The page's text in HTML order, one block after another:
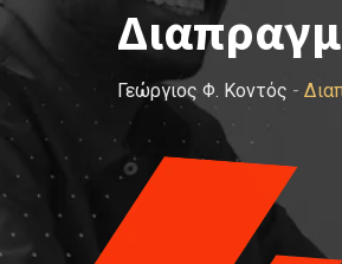
Γεώργιος Φ. Κοντός -